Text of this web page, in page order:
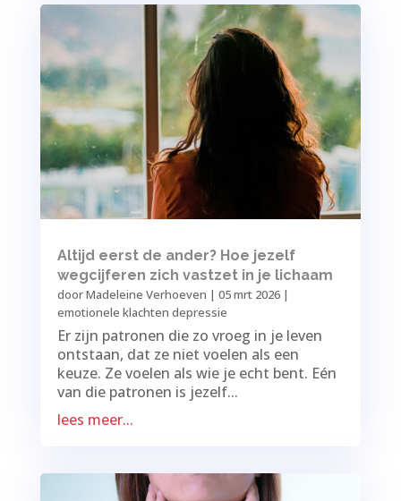
Altijd eerst de ander? Hoe jezelf
wegcijferen zich vastzet in je lichaam
doorMadeleine Verhoeven | 05 mrt 2026|
emotionele klachten depressie
Er zijn patronen die zo vroeg in je leven
ontstaan, dat ze niet voelen als een
keuze. Ze voelen als wie je echt bent. Eén
van die patronen is jezelf...
lees meer...